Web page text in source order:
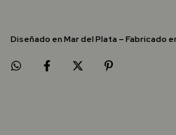
Diseñado en Mar del Plata – Fabricado